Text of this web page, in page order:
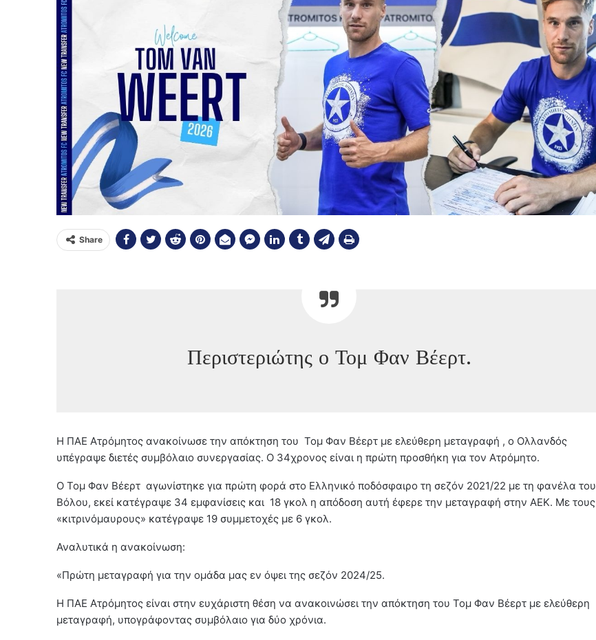
Share
Περιστεριώτης ο Τομ Φαν Βέερτ.
Η ΠΑΕ Ατρόμητος ανακοίνωσε την απόκτηση του Τομ Φαν Βέερτ με ελεύθερη μεταγραφή , ο Ολλανδός
υπέγραψε διετές συμβόλαιο συνεργασίας. Ο 34χρονος είναι η πρώτη προσθήκη για τον Ατρόμητο.
Ο Τομ Φαν Βέερτ αγωνίστηκε για πρώτη φορά στο Ελληνικό ποδόσφαιρο τη σεζόν 2021/22 με τη φανέλα του
Βόλου, εκεί κατέγραψε 34 εμφανίσεις και 18 γκολ η απόδοση αυτή έφερε την μεταγραφή στην ΑΕΚ. Με τους
«κιτρινόμαυρους» κατέγραψε 19 συμμετοχές με 6 γκολ.
Αναλυτικά η ανακοίνωση:
«Πρώτη μεταγραφή για την ομάδα μας εν όψει της σεζόν 2024/25.
Η ΠΑΕ Ατρόμητος είναι στην ευχάριστη θέση να ανακοινώσει την απόκτηση του Τομ Φαν Βέερτ με ελεύθερη
μεταγραφή, υπογράφοντας συμβόλαιο για δύο χρόνια.